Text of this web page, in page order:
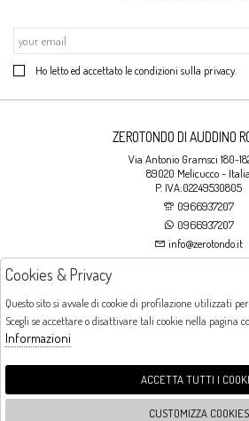
Ho letto ed accettato le condizioni sulla privacy.
ZEROTONDO DI AUDDINO
Via Antonio Gramsci 180-
89020 Melicucco - Italia
P. IVA:02249530805
0966937207
0966937207
info@zerotondo.it
Orari di apertura
LUNEDI: CHIUSO LA MATTINA - DALLE 16:00
Cookies & Privacy
Questo sito si avvale di cookie di profilazione utilizzati
Scegli se accettare o disattivare tali cookie nella pagina
Informazioni
ACCETTA TUTTI I
CUSTOMIZZA COOKIES